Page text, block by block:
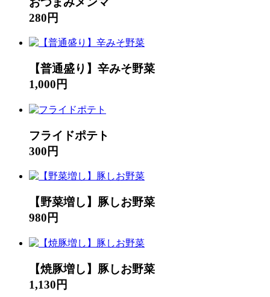
280円
【普通盛り】辛みそ野菜
1,000円
フライドポテト
300円
【野菜増し】豚しお野菜
980円
【焼豚増し】豚しお野菜
1,130円